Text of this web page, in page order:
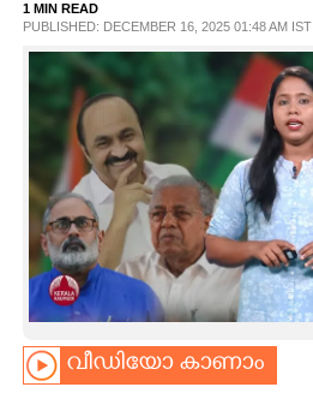
LIFESTYLE
SPIRITUAL
INFO+
ART
ASTRO
1 MIN READ
PUBLISHED: DECEMBER 16, 2025 01:48 AM IST
വീഡിയോ കാണാം